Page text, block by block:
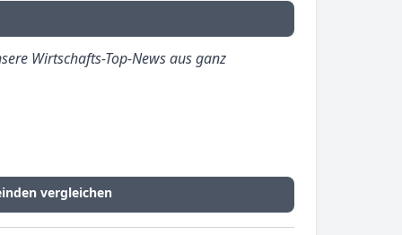
Wirtschafts-Top-News aus ganz
vergleichen